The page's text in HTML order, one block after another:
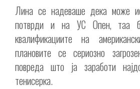
Лина се надеваше дека може
потврди и на УС Опен, таа
квалификациите на
плановите се сериозно
повреда што ја заработи
тенисерка.